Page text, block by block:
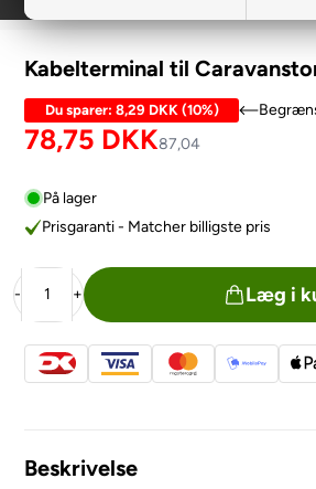
Kabelterminal til
Du sparer: 8,29 DKK (10%)
78,75 DKK87,04
På lager
Prisgaranti - Matcher billigste pris
- + Læg i
Beskrivelse